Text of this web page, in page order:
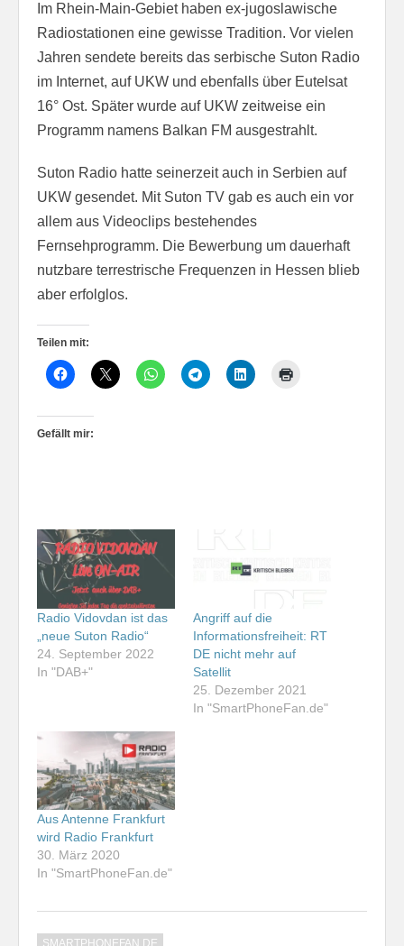
Im Rhein-Main-Gebiet haben ex-jugoslawische
Radiostationen eine gewisse Tradition. Vor vielen
Jahren sendete bereits das serbische Suton Radio
im Internet, auf UKW und ebenfalls über Eutelsat
16° Ost. Später wurde auf UKW zeitweise ein
Programm namens Balkan FM ausgestrahlt.
Suton Radio hatte seinerzeit auch in Serbien auf
UKW gesendet. Mit Suton TV gab es auch ein vor
allem aus Videoclips bestehendes
Fernsehprogramm. Die Bewerbung um dauerhaft
nutzbare terrestrische Frequenzen in Hessen blieb
aber erfolglos.
Teilen mit:
Gefällt mir:
Radio Vidovdan ist das
„neue Suton Radio“
24. September 2022
In "DAB+"
Angriff auf die
Informationsfreiheit: RT
DE nicht mehr auf
Satellit
25. Dezember 2021
In "SmartPhoneFan.de"
Aus Antenne Frankfurt
wird Radio Frankfurt
30. März 2020
In "SmartPhoneFan.de"
SMARTPHONEFAN.DE